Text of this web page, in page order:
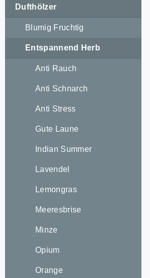
Dufthölzer
Blumig Fruchtig
Entspannend Herb
Anti Rauch
Anti Schnarch
Anti Stress
Gute Laune
Indian Summer
Lavendel
Lemongras
Meeresbrise
Minze
Opium
Orange